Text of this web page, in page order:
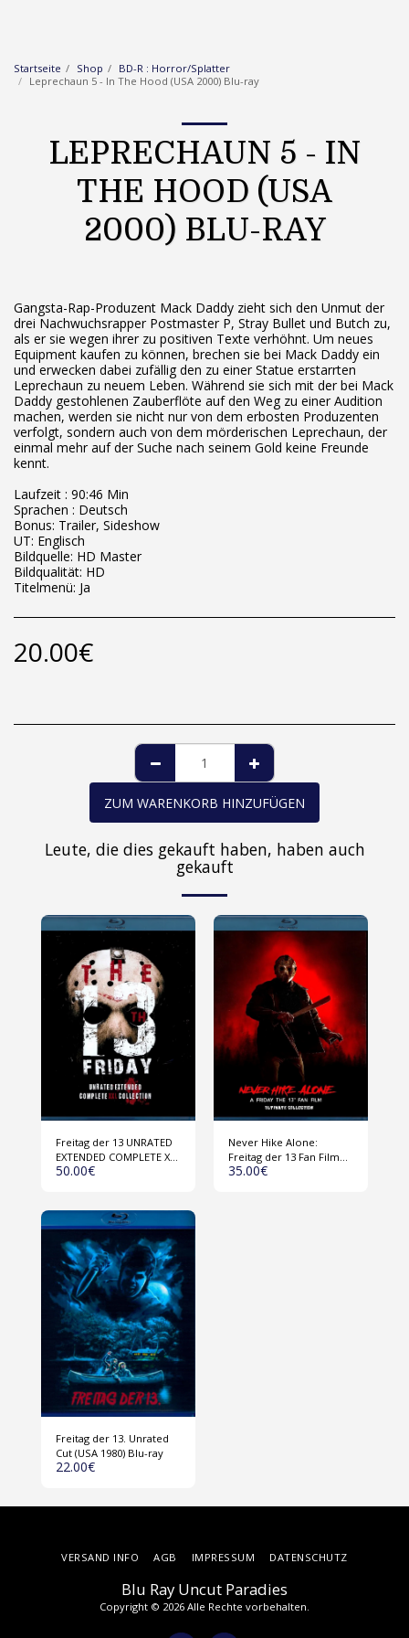
Startseite Shop
BD-R : Horror/Splatter
Leprechaun 5 - In The Hood (USA 2000) Blu-ray
LEPRECHAUN 5 - IN
THE HOOD (USA
2000) BLU-RAY
Gangsta-Rap-Produzent Mack Daddy zieht sich den Unmut der
drei Nachwuchsrapper Postmaster P, Stray Bullet und Butch zu,
als er sie wegen ihrer zu positiven Texte verhöhnt. Um neues
Equipment kaufen zu können, brechen sie bei Mack Daddy ein
und erwecken dabei zufällig den zu einer Statue erstarrten
Leprechaun zu neuem Leben. Während sie sich mit der bei Mack
Daddy gestohlenen Zauberflöte auf den Weg zu einer Audition
machen, werden sie nicht nur von dem erbosten Produzenten
verfolgt, sondern auch von dem mörderischen Leprechaun, der
einmal mehr auf der Suche nach seinem Gold keine Freunde
kennt.
Laufzeit : 90:46 Min
Sprachen : Deutsch
Bonus: Trailer, Sideshow
UT: Englisch
Bildquelle: HD Master
Bildqualität: HD
Titelmenü: Ja
20.00€
ZUM WARENKORB HINZUFÜGEN
Leute, die dies gekauft haben, haben auch
gekauft
Freitag der 13 UNRATED
EXTENDED COMPLETE XXL
COLLECTION (USA 1980-
50.00€
Never Hike Alone:
Freitag der 13 Fan Film
Collection (USA 2017-
35.00€
Freitag der 13. Unrated
Cut (USA 1980) Blu-ray
22.00€
Blu Ray Uncut Paradies
Copyright © 2026 Alle Rechte vorbehalten.
VERSAND INFO AGB IMPRESSUM DATENSCHUTZ